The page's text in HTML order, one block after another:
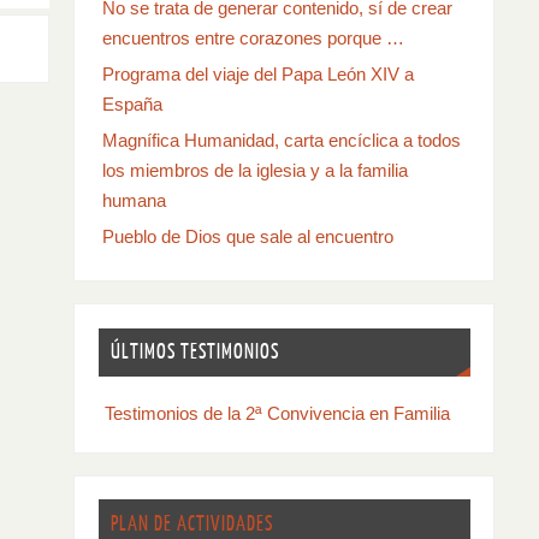
No se trata de generar contenido, sí de crear
encuentros entre corazones porque …
Programa del viaje del Papa León XIV a
España
Magnífica Humanidad, carta encíclica a todos
los miembros de la iglesia y a la familia
humana
Pueblo de Dios que sale al encuentro
ÚLTIMOS TESTIMONIOS
Testimonios de la 2ª Convivencia en Familia
PLAN DE ACTIVIDADES